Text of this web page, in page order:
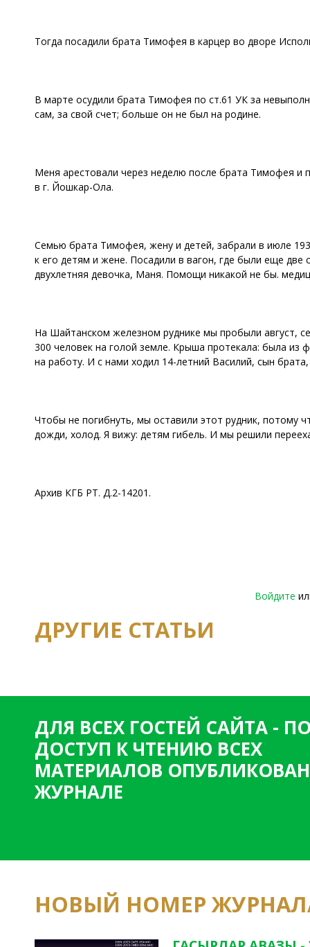
Тогда посадили брата Тимофея в карцер во дворе
В марте осудили брата Тимофея по ст.61 УК за
сам, за свой счет; больше он не был на родине.
Меня арестовали через неделю после брата Тимофея и
в г. Йошкар-Ола.
Семью брата Тимофея, жену и детей, забрали в июле
к его детям и жене. Посадили в вагон, где были еще
двухлетняя девочка, Маня. Помощи никакой не бы.
На Шайтанском железном руднике мы пробыли август,
300 человек на голой земле. Крыша протекала: была
на работу. И с нами ходил 14-летний Василий, сын
Чтобы не погибнуть, мы оставили этот рудник, потому
дожди, холод. Я вижу: детям гибель. И мы решили
Архив КГБ РТ. Д.2-14201.
Войдите
ДРУГИЕ СТАТЬИ
ДЛЯ ВСЕХ ГОСТЕЙ САЙТА -
ДОСТУП К ЧТЕНИЮ ВСЕХ
МАТЕРИАЛОВ
ЖУРНАЛЕ
НОВЫЙ НОМЕР